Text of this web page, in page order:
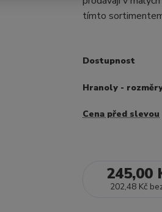
tímto
Dostupnost
Hranoly -
Cena před slevou
245,00
202,48 Kč